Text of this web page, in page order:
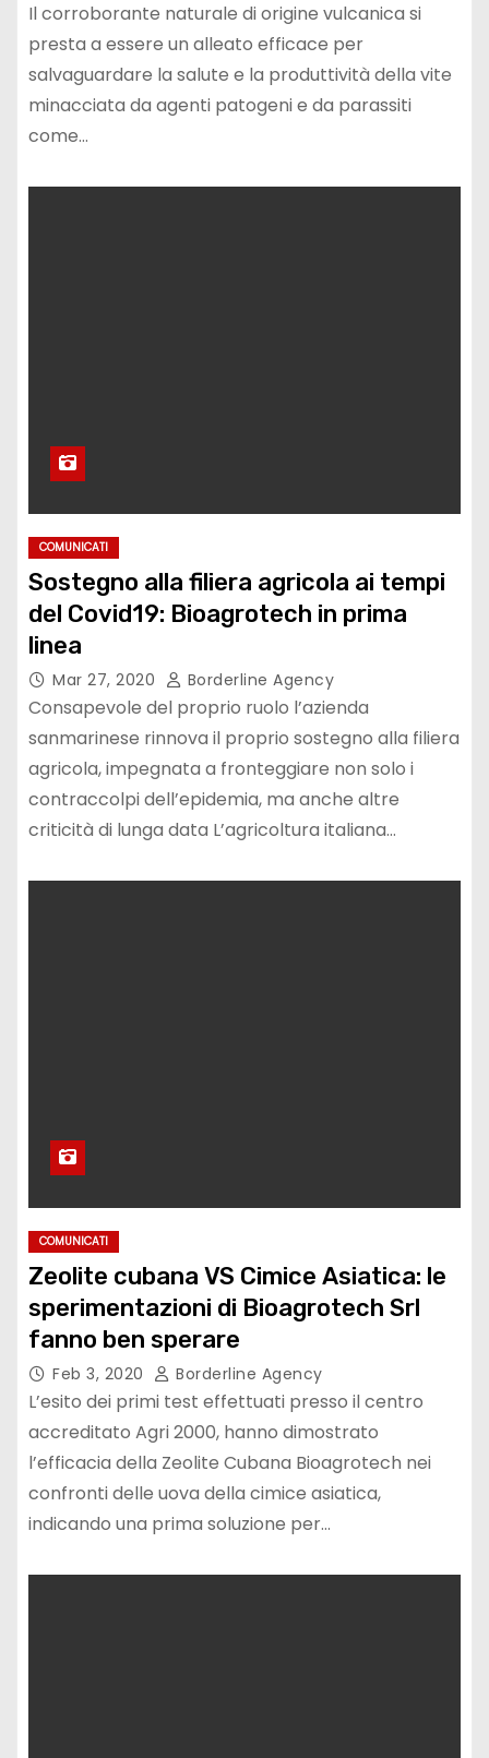
Il corroborante naturale di origine vulcanica si
presta a essere un alleato efficace per
salvaguardare la salute e la produttività della vite
minacciata da agenti patogeni e da parassiti
come…
COMUNICATI
Sostegno alla filiera agricola ai tempi
del Covid19: Bioagrotech in prima
linea
Mar 27, 2020 Borderline Agency
Consapevole del proprio ruolo l’azienda
sanmarinese rinnova il proprio sostegno alla filiera
agricola, impegnata a fronteggiare non solo i
contraccolpi dell’epidemia, ma anche altre
criticità di lunga data L’agricoltura italiana…
COMUNICATI
Zeolite cubana VS Cimice Asiatica: le
sperimentazioni di Bioagrotech Srl
fanno ben sperare
Feb 3, 2020 Borderline Agency
L’esito dei primi test effettuati presso il centro
accreditato Agri 2000, hanno dimostrato
l’efficacia della Zeolite Cubana Bioagrotech nei
confronti delle uova della cimice asiatica,
indicando una prima soluzione per…